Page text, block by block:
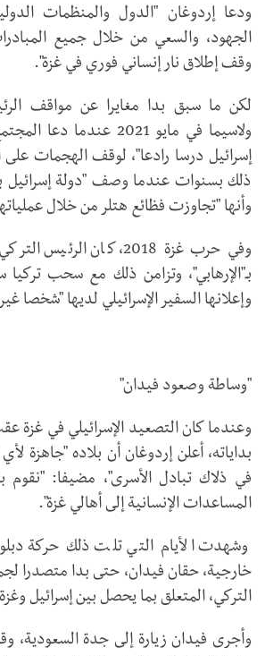
ودعا إردوغان "الدول والمنظمات
الجهود، والسعي من خلال جميع
وقف إطلاق نار إنساني فوري في غزة".
لكن ما سبق بدا مغايرا عن مواقف
ولاسيما في مايو 2021
إسرائيل درسا رادعا"، لوقف الهجمات على
وأنها "تجاوزت فظائع هتلر من خلال
وفي حرب غزة 2018، كان
بـ"الإرهابي"، وتزامن ذلك مع سحب
وإعلانها السفير الإسرائيلي لديها "شخصا
"وساطة وصعود فيدان"
وعندما كان التصعيد الإسرائيلي في
بداياته، أعلن إردوغان أن بلاده "جاهزة
في ذلاك تبادل الأسرى"، مضيفا: "نقوم
المساعدات الإنسانية إلى أهالي غزة".
وشهدت الأيام التي تلت ذلك حركة
خارجية، حقان فيدان، حتى بدا متصدرا
التركي، المتعلق بما يحصل بين إسرائيل
وأجرى فيدان زيارة إلى جدة السعودية،